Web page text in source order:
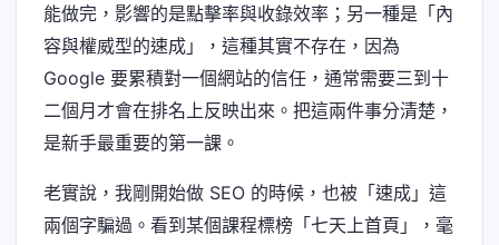
能做完，影響的是點擊率與收錄效率；另一種是「內
容與權威型的速成」，這種其實不存在，因為
Google 要累積對一個網站的信任，通常需要三到十
二個月才會在排名上反映出來。把這兩件事分清楚，
是新手最重要的第一課。
老實說，我剛開始做 SEO 的時候，也被「速成」這
兩個字騙過。看到某個課程標榜「七天上首頁」，毫